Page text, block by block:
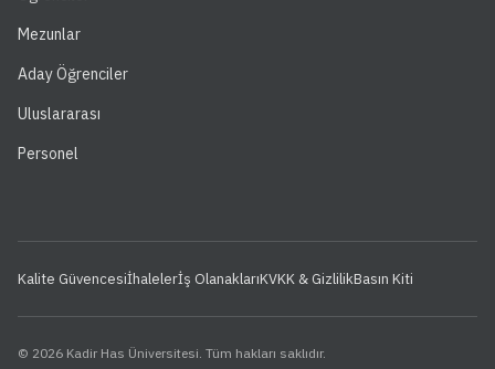
Mezunlar
Aday Öğrenciler
Uluslararası
Personel
Kalite Güvencesiİhalelerİş OlanaklarıKVKK & GizlilikBasın Kiti
© 2026 Kadir Has Üniversitesi. Tüm hakları saklıdır.